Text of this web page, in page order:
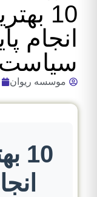
10
انجام
موسسه ریوان